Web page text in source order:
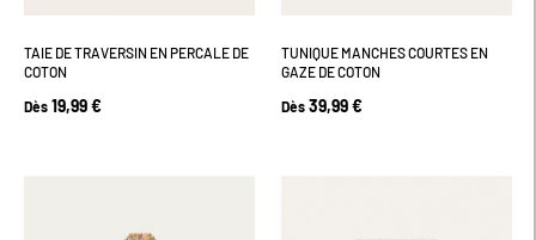
TAIE DE TRAVERSIN EN PERCALE DE
COTON
Dès 19,99 €
TUNIQUE MANCHES COURTES EN
GAZE DE COTON
Dès 39,99 €